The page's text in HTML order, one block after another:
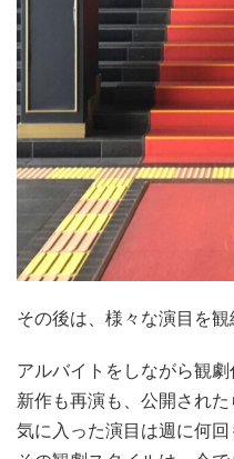
その後は、様々な演目を観
アルバイトをしながら観劇
新作も再演も、公開された
気に入った演目は週に何回